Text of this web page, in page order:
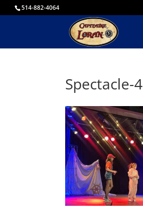
514-882-4064
Spectacle-4